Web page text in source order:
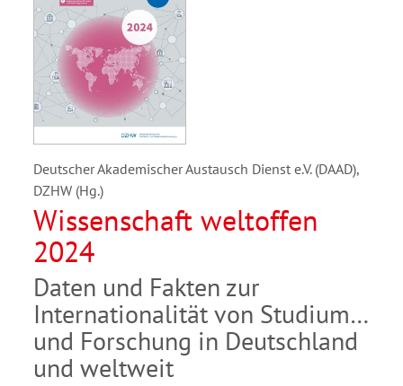
Deutscher Akademischer Austausch Dienst e.V. (DAAD),
DZHW (Hg.)
Wissenschaft weltoffen
2024
Daten und Fakten zur
Internationalität von Studium
und Forschung in Deutschland
und weltweit